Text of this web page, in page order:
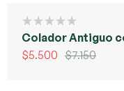
Colador Antiguo
$7.150
$5.500